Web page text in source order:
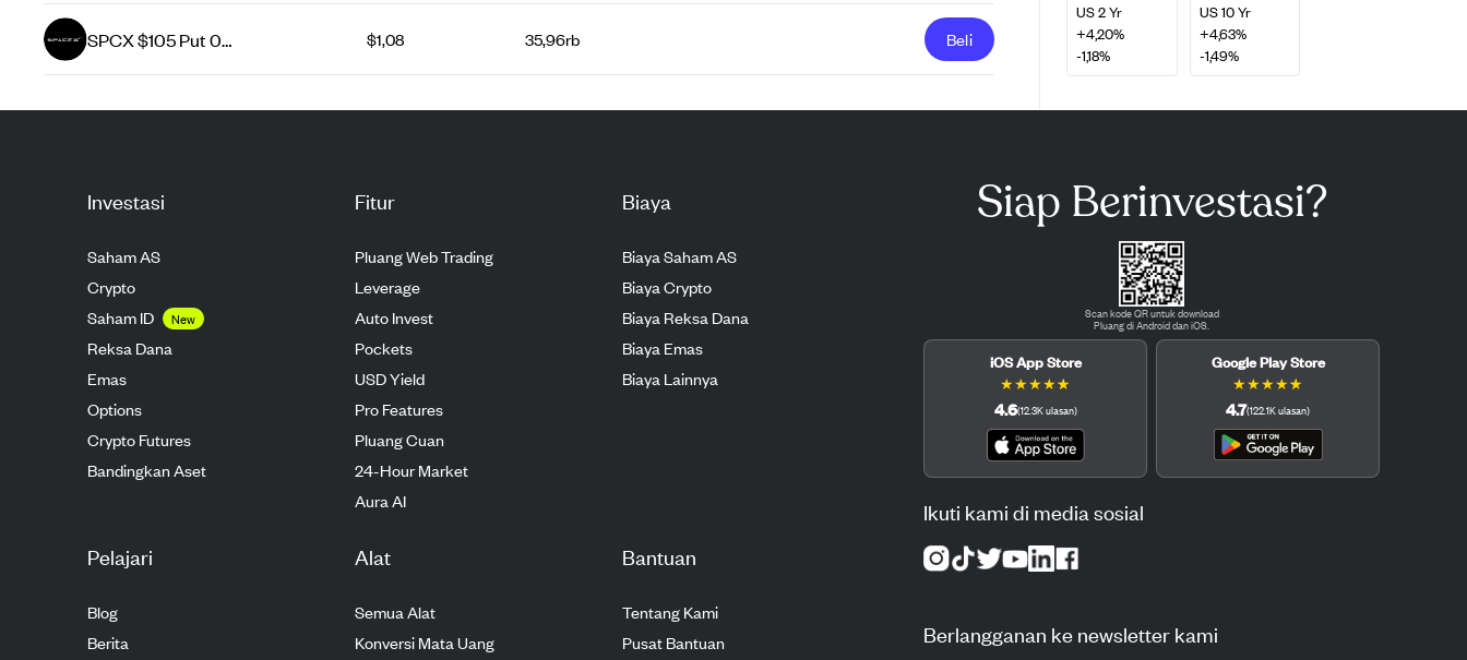
SPCX $105 Put 07
$1,08 35,96rb Beli
US 2 Yr
+4,20%
-1,18%
US 10 Yr
+4,63%
-1,49%
Investasi
Saham AS
Crypto
Saham ID
New
Reksa Dana
Emas
Options
Crypto Futures
Bandingkan Aset
Fitur
Pluang Web Trading
Leverage
Auto Invest
Pockets
USD Yield
Pro Features
Pluang Cuan
24-Hour Market
Aura AI
Biaya
Biaya Saham AS
Biaya Crypto
Biaya Reksa Dana
Biaya Emas
Biaya Lainnya
Pelajari
Blog
Berita
Alat
Semua Alat
Konversi Mata Uang
Bantuan
Tentang Kami
Pusat Bantuan
Siap Berinvestasi?
Scan kode QR untuk download
Pluang di Android dan iOS.
iOS App Store
★★★★★
4.6(12.3Kulasan)
Google Play Store
★★★★★
4.7(122.1Kulasan)
Ikuti kami di media sosial
Berlangganan ke newsletter kami